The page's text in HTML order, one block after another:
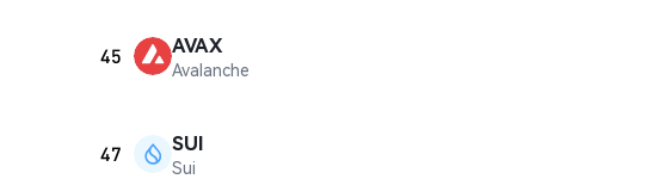
45 AVAX
Avalanche
47 SUI
Sui